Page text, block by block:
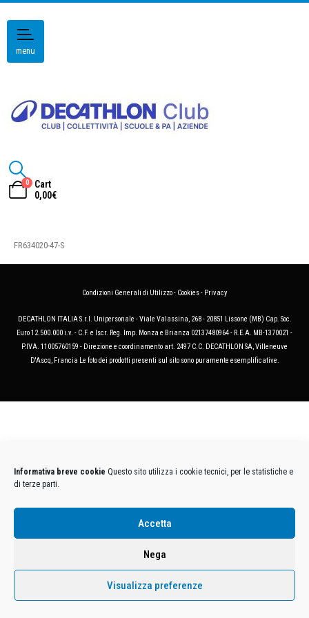
Informativa breve cookie Questo sito utilizza i cookie tecnici, per le statistiche e
di terze parti.
Accetta
Nega
Visualizza preferenze
menu
0
Cart
0,00€
FR634020-47-S
Condizioni Generali di Utilizzo- Cookies- Privacy
DECATHLON ITALIA S.r.l. Unipersonale - Viale Valassina, 268 - 20851 Lissone (MB) Cap. Soc.
Euro 12.500.000 i.v. - C.F. e Iscr. Reg. Imp. Monza e Brianza 02137480964 - R.E.A. MB-1370021 -
P.IVA. 11005760159 - Direzione e coordinamento art. 2497 C.C. DECATHLON SA, Villeneuve
D'Ascq, Francia Le foto dei prodotti presenti sul sito sono puramente esemplificative.